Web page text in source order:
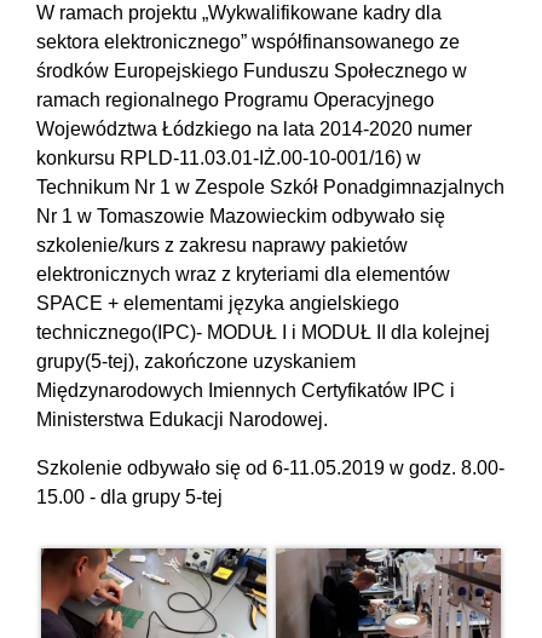
W ramach projektu „Wykwalifikowane kadry dla
sektora elektronicznego” współfinansowanego ze
środków Europejskiego Funduszu Społecznego w
ramach regionalnego Programu Operacyjnego
Województwa Łódzkiego na lata 2014-2020 numer
konkursu RPLD-11.03.01-IŻ.00-10-001/16) w
Technikum Nr 1 w Zespole Szkół Ponadgimnazjalnych
Nr 1 w Tomaszowie Mazowieckim odbywało się
szkolenie/kurs z zakresu naprawy pakietów
elektronicznych wraz z kryteriami dla elementów
SPACE + elementami języka angielskiego
technicznego(IPC)- MODUŁ I i MODUŁ II dla kolejnej
grupy(5-tej), zakończone uzyskaniem
Międzynarodowych Imiennych Certyfikatów IPC i
Ministerstwa Edukacji Narodowej.
Szkolenie odbywało się od 6-11.05.2019 w godz. 8.00-
15.00 - dla grupy 5-tej